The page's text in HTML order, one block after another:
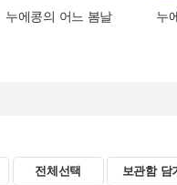
누에콩의 어느 봄날 누
전체선택 보관함 담